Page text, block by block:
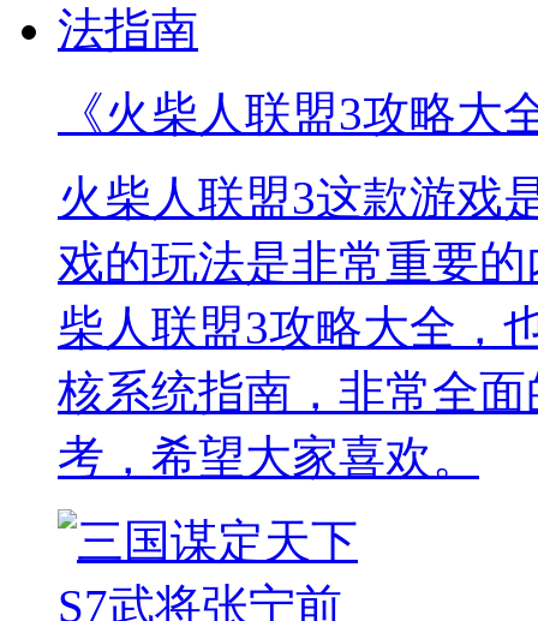
《火柴人联盟3攻略大
火柴人联盟3这款游戏
戏的玩法是非常重要
柴人联盟3攻略大全，
核系统指南，非常全
考，希望大家喜欢。